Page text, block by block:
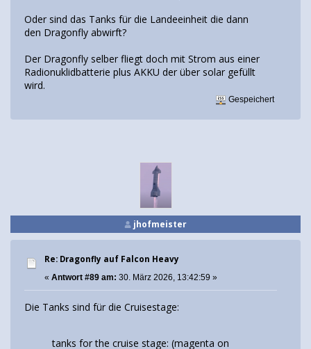
Oder sind das Tanks für die Landeeinheit die dann
den Dragonfly abwirft?
Der Dragonfly selber fliegt doch mit Strom aus einer
Radionuklidbatterie plus AKKU der über solar gefüllt
wird.
Gespeichert
jhofmeister
Re: Dragonfly auf Falcon Heavy
« Antwort #89 am: 30. März 2026, 13:42:59 »
Die Tanks sind für die Cruisestage:
tanks for the cruise stage: (magenta on